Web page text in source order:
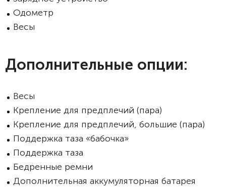
Одометр
Весы
Дополнительные опции:
Весы
Крепление для предплечий (пара)
Крепление для предплечий, большие (пара)
Поддержка таза «бабочка»
Поддержка таза
Бедренные ремни
Дополнительная аккумуляторная батарея